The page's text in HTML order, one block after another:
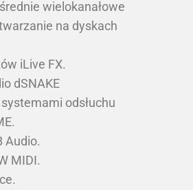
wielokanałowe
na dyskach
iLive FX.
dSNAKE
odsłuchu
Audio.
MIDI.